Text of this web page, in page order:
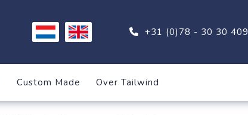
+31 (0)78 - 30 30 409
Custom Made Over Tailwind